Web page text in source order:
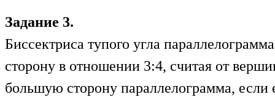
Задание 3.
Биссектриса тупого угла
сторону в отношении 3:4, считая от
большую сторону параллелограмма, если